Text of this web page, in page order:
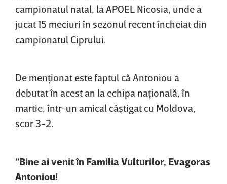
campionatul natal, la APOEL Nicosia, unde a
jucat 15 meciuri în sezonul recent încheiat din
campionatul Ciprului.
De menţionat este faptul că Antoniou a
debutat în acest an la echipa naţională, în
martie, într-un amical câştigat cu Moldova,
scor 3-2.
”Bine ai venit în Familia Vulturilor, Evagoras
Antoniou!